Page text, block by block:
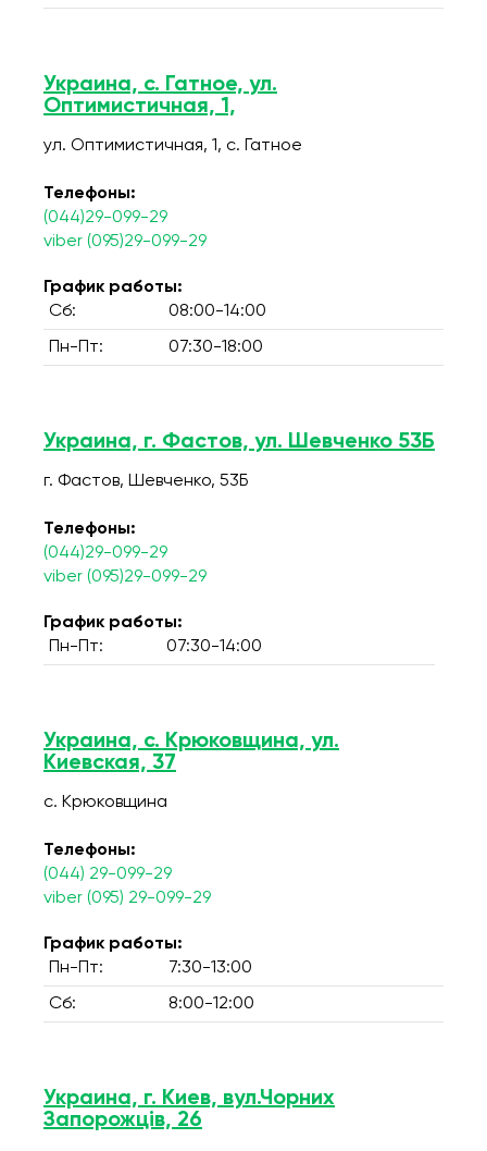
Украина, с. Гатное, ул.
Оптимистичная, 1,
ул. Оптимистичная, 1, c. Гатное
Телефоны:
(044)29-099-29
viber (095)29-099-29
График работы:
Сб:
08:00-14:00
Пн-Пт: 07:30-18:00
Украина, г. Фастов, ул. Шевченко 53Б
г. Фастов, Шевченко, 53Б
Телефоны:
(044)29-099-29
viber (095)29-099-29
График работы:
Пн-Пт:
07:30-14:00
Украина, с. Крюковщина, ул.
Киевская, 37
с. Крюковщина
Телефоны:
(044) 29-099-29
viber (095) 29-099-29
График работы:
Пн-Пт:
7:30-13:00
Сб: 8:00-12:00
Украина, г. Киев, вул.Чорних
Запорожців, 26